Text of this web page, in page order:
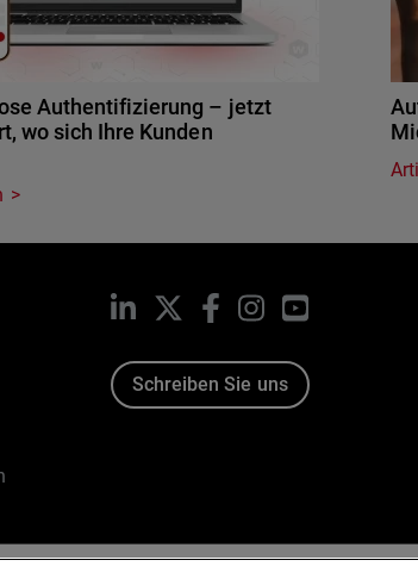
Authentifizierung – jetzt
wo sich Ihre Kunden
LinkedIn Facebook
InstagramYouTube
Schreiben Sie uns